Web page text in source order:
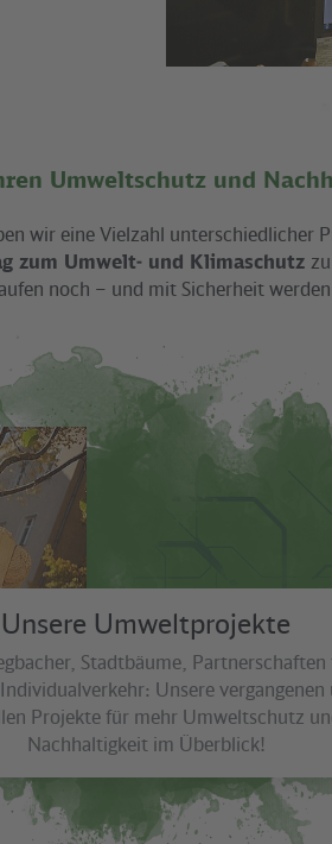
Umweltschutz und
wir eine Vielzahl unterschiedlicher
zum Umwelt- und Klimaschutz
noch – und mit Sicherheit
Unsere Umweltprojekte
Stadtbäume, Partnerschaften
Unsere vergangenen
Projekte für mehr Umweltschutz
Nachhaltigkeit im Überblick!